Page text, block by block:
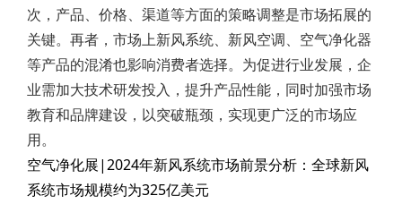
次，产品、价格、渠道等方面的策略调整是市场拓展的
关键。再者，市场上新风系统、新风空调、空气净化器
等产品的混淆也影响消费者选择。为促进行业发展，企
业需加大技术研发投入，提升产品性能，同时加强市场
教育和品牌建设，以突破瓶颈，实现更广泛的市场应
用。
空气净化展|2024年新风系统市场前景分析：全球新风
系统市场规模约为325亿美元